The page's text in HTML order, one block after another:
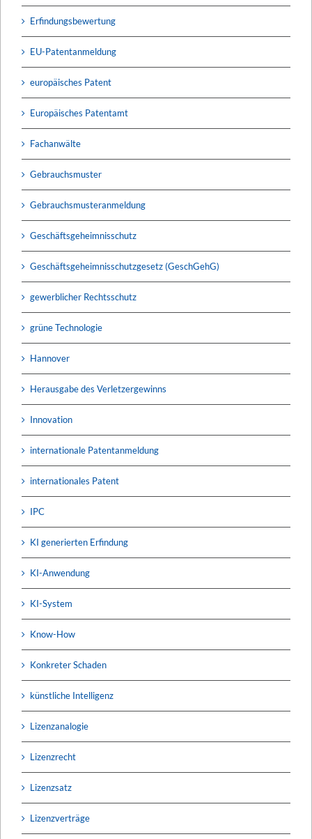
Erfindungsbewertung
EU-Patentanmeldung
europäisches Patent
Europäisches Patentamt
Fachanwälte
Gebrauchsmuster
Gebrauchsmusteranmeldung
Geschäftsgeheimnisschutz
Geschäftsgeheimnisschutzgesetz (GeschGehG)
gewerblicher Rechtsschutz
grüne Technologie
Hannover
Herausgabe des Verletzergewinns
Innovation
internationale Patentanmeldung
internationales Patent
IPC
KI generierten Erfindung
KI-Anwendung
KI-System
Know-How
Konkreter Schaden
künstliche Intelligenz
Lizenzanalogie
Lizenzrecht
Lizenzsatz
Lizenzverträge